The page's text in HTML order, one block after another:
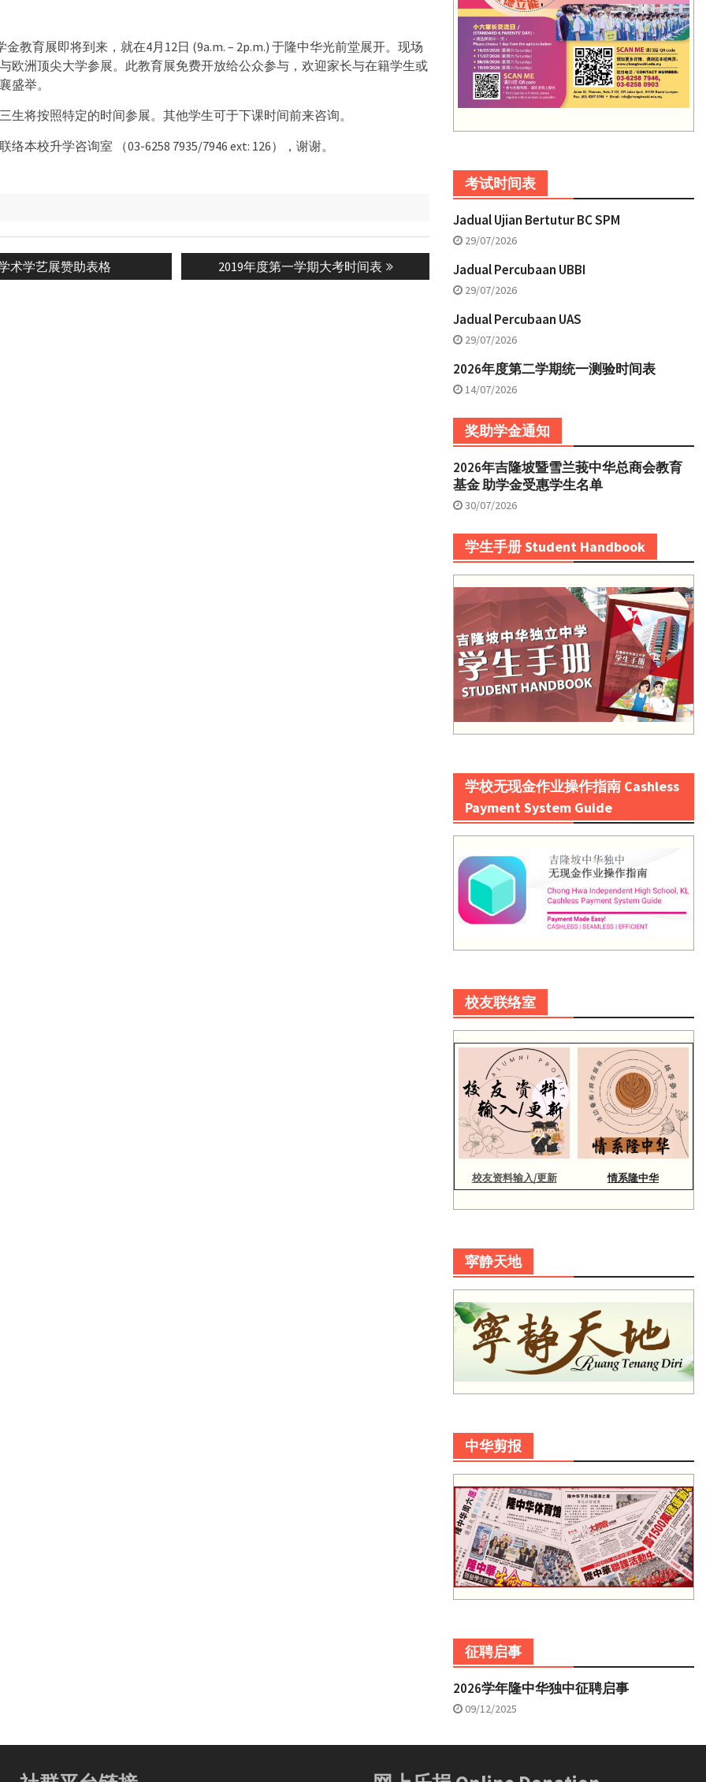
金教育展即将到来，就在4月12日 (9a.m. – 2p.m.) 于隆中华光前堂展开。现场
欧洲顶尖大学参展。此教育展免费开放给公众参与，欢迎家长与在籍学生或
盛举。
生将按照特定的时间参展。其他学生可于下课时间前来咨询。
络本校升学咨询室 （03-6258 7935/7946 ext: 126），谢谢。
术学艺展赞助表格
Next
post:
2019年度第一学期大考时间表
考试时间表
Jadual Ujian Bertutur BC SPM
29/07/2026
Jadual Percubaan UBBI
29/07/2026
Jadual Percubaan UAS
29/07/2026
2026年度第二学期统一测验时间表
14/07/2026
奖助学金通知
2026年吉隆坡暨雪兰莪中华总商会教育
基金 助学金受惠学生名单
30/07/2026
学生手册 Student Handbook
学校无现金作业操作指南 Cashless
Payment System Guide
校友联络室
校友资料输入/更新 情系隆中华
寜静天地
中华剪报
征聘启事
2026学年隆中华独中征聘启事
09/12/2025